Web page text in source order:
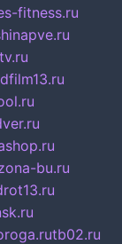
fitness.ru
bu.ru
tb02.ru